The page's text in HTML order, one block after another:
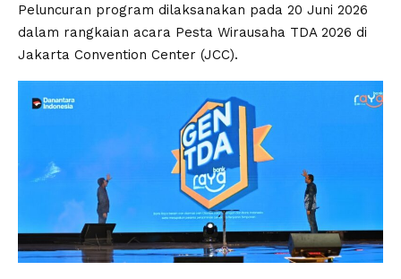
Peluncuran program dilaksanakan pada 20 Juni 2026
dalam rangkaian acara Pesta Wirausaha TDA 2026 di
Jakarta Convention Center (JCC).